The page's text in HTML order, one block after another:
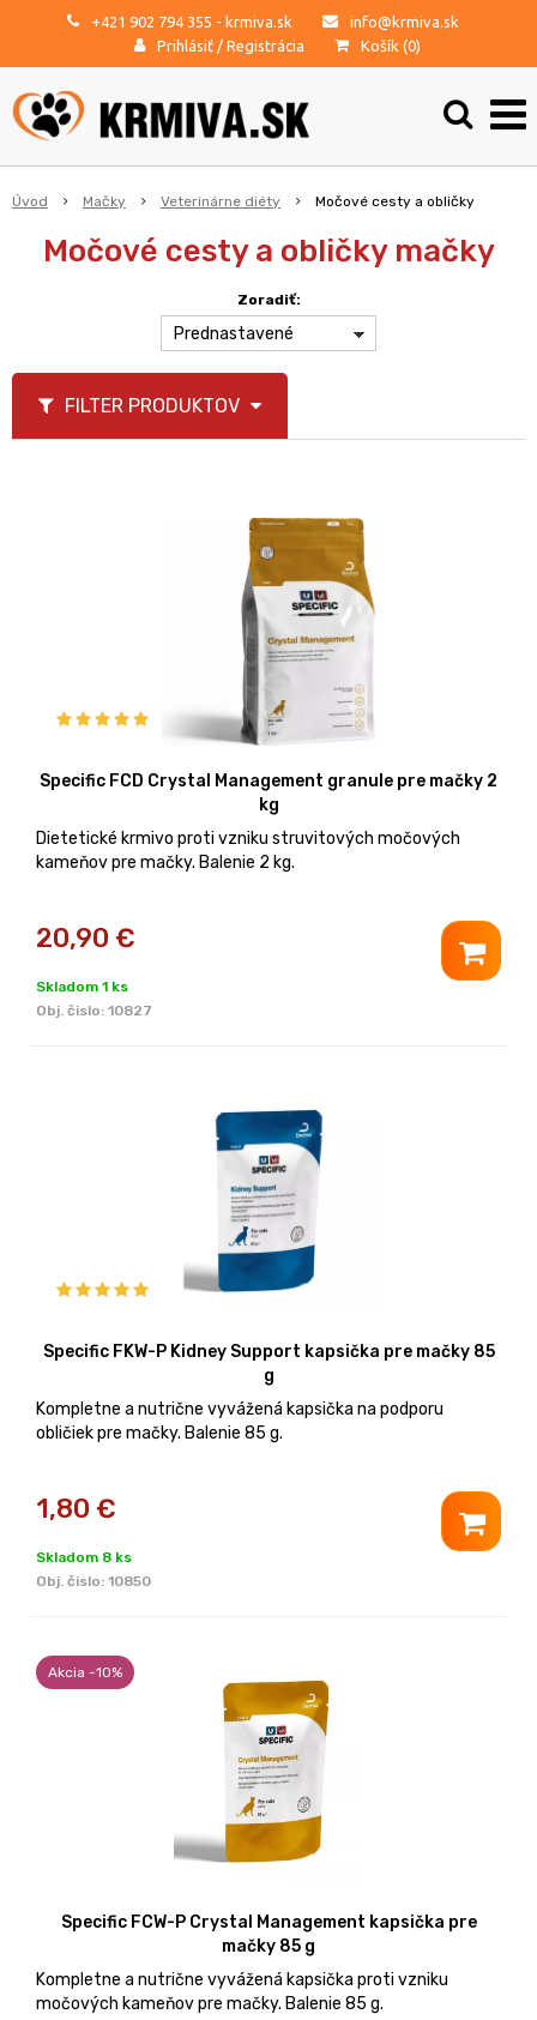
+421 902 794 355 - krmiva.sk
info@krmiva.sk
Prihlásiť / Registrácia Košík (0)
Úvod Mačky Veterinárne diéty Močové cesty a obličky
Močové cesty a obličky mačky
Zoradiť:
Prednastavené
FILTER PRODUKTOV
Specific FCD Crystal Management granule pre mačky 2
kg
Dietetické krmivo proti vzniku struvitových močových
kameňov pre mačky. Balenie 2 kg.
20,90 €
Skladom 1 ks
Obj. čislo: 10827
Specific FKW-P Kidney Support kapsička pre mačky 85
g
Kompletne a nutrične vyvážená kapsička na podporu
obličiek pre mačky. Balenie 85 g.
1,80 €
Skladom 8 ks
Obj. čislo: 10850
Akcia -10%
Specific FCW-P Crystal Management kapsička pre
mačky 85 g
Kompletne a nutrične vyvážená kapsička proti vzniku
močových kameňov pre mačky. Balenie 85 g.